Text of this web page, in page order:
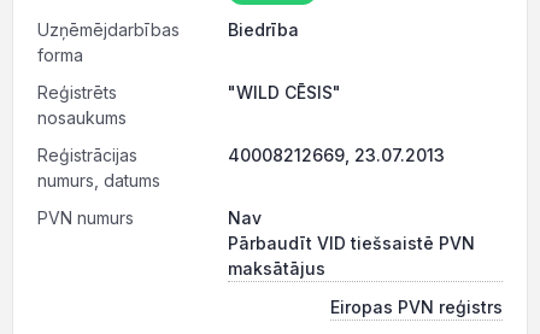
Uzņēmējdarbības
forma
Biedrība
Reģistrēts
nosaukums
"WILD CĒSIS"
Reģistrācijas
numurs, datums
40008212669, 23.07.2013
PVN numurs
Nav
Pārbaudīt VID tiešsaistē PVN
maksātājus
Eiropas PVN reģistrs